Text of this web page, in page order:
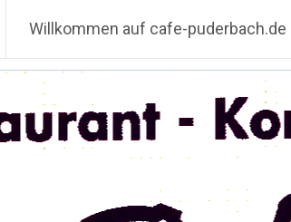
Willkommen auf cafe-puderbach.de